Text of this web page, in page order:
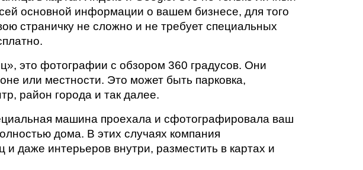
основной информации о вашем бизнесе, для того
страничку не сложно и не требует специальных
это фотографии с обзором 360 градусов. Они
или местности. Это может быть парковка,
район города и так далее.
машина проехала и сфотографировала ваш
дома. В этих случаях компания
даже интерьеров внутри, разместить в картах и